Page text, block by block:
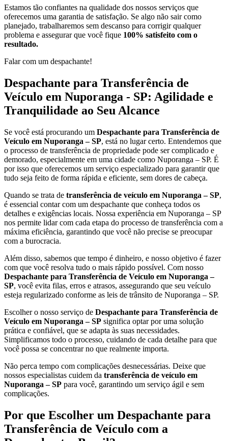
Estamos tão confiantes na qualidade dos nossos serviços que
oferecemos uma garantia de satisfação. Se algo não sair como
planejado, trabalharemos sem descanso para corrigir qualquer
problema e assegurar que você fique 100% satisfeito com o
resultado.
Falar com um despachante!
Despachante para Transferência de
Veículo em Nuporanga - SP: Agilidade e
Tranquilidade ao Seu Alcance
Se você está procurando um Despachante para Transferência de
Veículo em Nuporanga – SP, está no lugar certo. Entendemos que
o processo de transferência de propriedade pode ser complicado e
demorado, especialmente em uma cidade como Nuporanga – SP. É
por isso que oferecemos um serviço especializado para garantir que
tudo seja feito de forma rápida e eficiente, sem dores de cabeça.
Quando se trata de transferência de veículo em Nuporanga – SP,
é essencial contar com um despachante que conheça todos os
detalhes e exigências locais. Nossa experiência em Nuporanga – SP
nos permite lidar com cada etapa do processo de transferência com a
máxima eficiência, garantindo que você não precise se preocupar
com a burocracia.
Além disso, sabemos que tempo é dinheiro, e nosso objetivo é fazer
com que você resolva tudo o mais rápido possível. Com nosso
Despachante para Transferência de Veículo em Nuporanga –
SP, você evita filas, erros e atrasos, assegurando que seu veículo
esteja regularizado conforme as leis de trânsito de Nuporanga – SP.
Escolher o nosso serviço de Despachante para Transferência de
Veículo em Nuporanga – SP significa optar por uma solução
prática e confiável, que se adapta às suas necessidades.
Simplificamos todo o processo, cuidando de cada detalhe para que
você possa se concentrar no que realmente importa.
Não perca tempo com complicações desnecessárias. Deixe que
nossos especialistas cuidem da transferência de veículo em
Nuporanga – SP para você, garantindo um serviço ágil e sem
complicações.
Por que Escolher um Despachante para
Transferência de Veículo com a